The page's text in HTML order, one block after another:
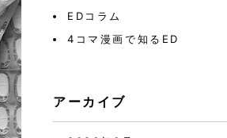
EDコラム
4コマ漫画で知るED
アーカイブ